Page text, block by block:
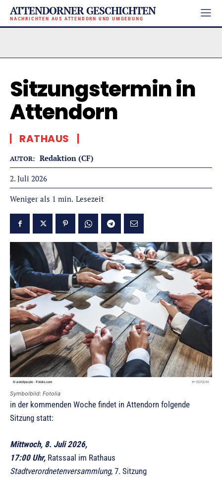
ATTENDORNER GESCHICHTEN
NACHRICHTEN AUS ATTENDORN UND UMGEBUNG
Sitzungstermin in
Attendorn
RATHAUS
AUTOR: Redaktion (CF)
2. Juli 2026
Weniger als 1 min. Lesezeit
Symbolbild: Fotolia
in der kommenden Woche findet in Attendorn folgende
Sitzung statt:
Mittwoch, 8. Juli 2026,
17:00 Uhr, Ratssaal im Rathaus
Stadtverordnetenversammlung, 7. Sitzung